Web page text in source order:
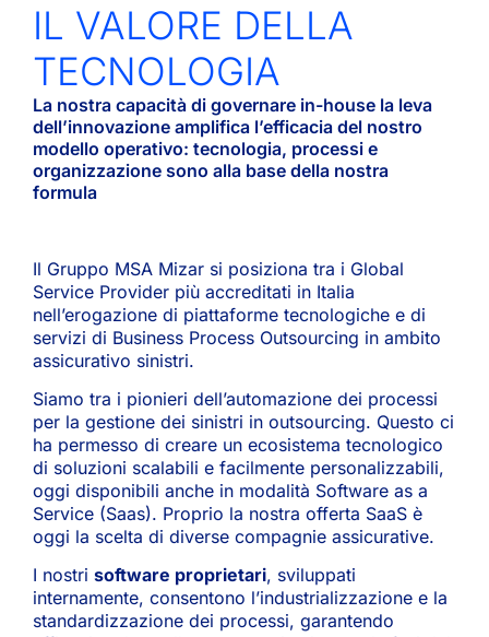
IL VALORE DELLA
TECNOLOGIA
La nostra capacità di governare in-house la leva
dell’innovazione amplifica l’efficacia del nostro
modello operativo: tecnologia, processi e
organizzazione sono alla base della nostra
formula
Il Gruppo MSA Mizar si posiziona tra i Global
Service Provider più accreditati in Italia
nell’erogazione di piattaforme tecnologiche e di
servizi di Business Process Outsourcing in ambito
assicurativo sinistri.
Siamo tra i pionieri dell’automazione dei processi
per la gestione dei sinistri in outsourcing. Questo ci
ha permesso di creare un ecosistema tecnologico
di soluzioni scalabili e facilmente personalizzabili,
oggi disponibili anche in modalità Software as a
Service (Saas). Proprio la nostra offerta SaaS è
oggi la scelta di diverse compagnie assicurative.
I nostri software proprietari, sviluppati
internamente, consentono l’industrializzazione e la
standardizzazione dei processi, garantendo